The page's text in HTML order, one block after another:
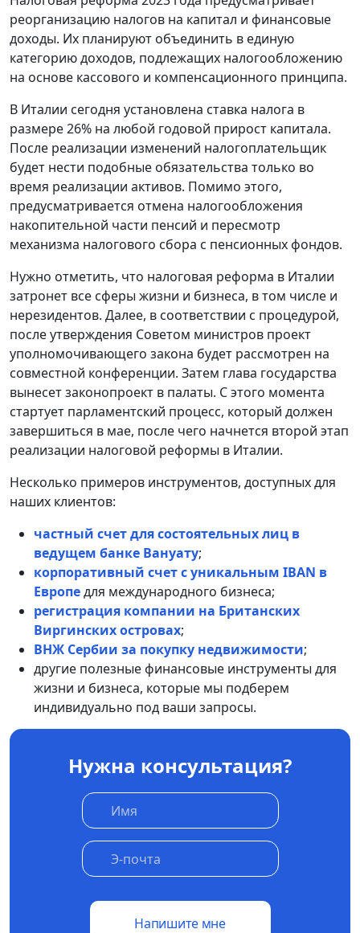
реорганизацию налогов на капитал и финансовые
доходы. Их планируют объединить в единую
категорию доходов, подлежащих налогообложению
на основе кассового и компенсационного принципа.
В Италии сегодня установлена ставка налога в
размере 26% на любой годовой прирост капитала.
После реализации изменений налогоплательщик
будет нести подобные обязательства только во
время реализации активов. Помимо этого,
предусматривается отмена налогообложения
накопительной части пенсий и пересмотр
механизма налогового сбора с пенсионных фондов.
Нужно отметить, что налоговая реформа в Италии
затронет все сферы жизни и бизнеса, в том числе и
нерезидентов. Далее, в соответствии с процедурой,
после утверждения Советом министров проект
уполномочивающего закона будет рассмотрен на
совместной конференции. Затем глава государства
вынесет законопроект в палаты. С этого момента
стартует парламентский процесс, который должен
завершиться в мае, после чего начнется второй этап
реализации налоговой реформы в Италии.
Несколько примеров инструментов, доступных для
наших клиентов:
частный счет для состоятельных лиц в
ведущем банке Вануату;
корпоративный счет с уникальным IBAN в
Европедля международного бизнеса;
регистрация компании на Британских
Виргинских островах;
ВНЖ Сербии за покупку недвижимости;
другие полезные финансовые инструменты для
жизни и бизнеса, которые мы подберем
индивидуально под ваши запросы.
Нужна консультация?
Напишите мне